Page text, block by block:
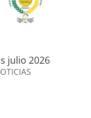
julio 2026